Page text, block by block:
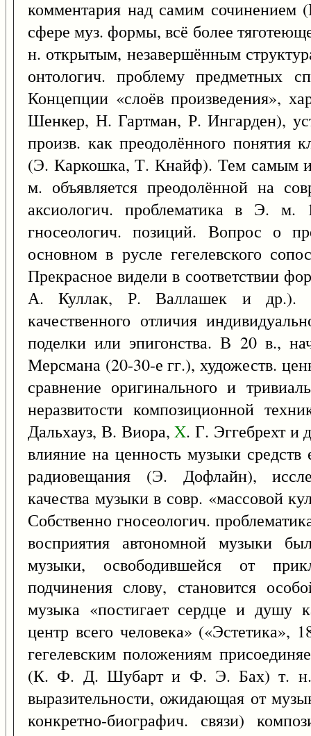
комментария над самим сочинением
сфере муз. формы, всё более
н. открытым, незавершённым
онтологич. проблему предметных
Концепции «слоёв произведения»,
Шенкер, Н. Гартман, Р. Ингарден),
произв. как преодолённого понятия
(Э. Каркошка, Т. Кнайф). Тем самым и
м. объявляется преодолённой на
аксиологич. проблематика в Э. м.
гносеологич. позиций. Вопрос о
основном в русле гегелевского
Прекрасное видели в соответствии
А. Куллак, Р. Валлашек и др.).
качественного отличия
поделки или эпигонства. В 20 в.,
Мерсмана (20-30-е гг.), художеств.
сравнение оригинального и
неразвитости композиционной
Дальхауз, В. Виора,X. Г. Эггебрехт и
влияние на ценность музыки средств
радиовещания (Э. Дофлайн),
качества музыки в совр. «массовой
Собственно гносеологич.
восприятия автономной музыки
музыки, освободившейся от
подчинения слову, становится
музыка «постигает сердце и душу
центр всего человека»
гегелевским положениям
(К. Ф. Д. Шубарт и Ф. Э. Бах) т. н.
выразительности, ожидающая от
конкретно-биографич. связи)